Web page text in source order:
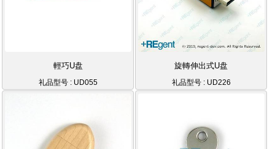
輕巧U盘
礼品型号 : UD055
旋轉伸出式U盘
礼品型号 : UD226